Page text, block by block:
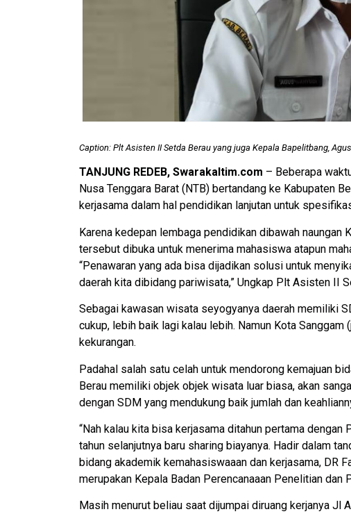
Caption: Plt Asisten II Setda Berau yang juga Kepala Bapelitbang,
TANJUNG REDEB, Swarakaltim.com – Beberapa
Nusa Tenggara Barat (NTB) bertandang ke Kabupaten
kerjasama dalam hal pendidikan lanjutan untuk
Karena kedepan lembaga pendidikan dibawah
tersebut dibuka untuk menerima mahasiswa atapun
“Penawaran yang ada bisa dijadikan solusi untuk
daerah kita dibidang pariwisata,” Ungkap Plt Asisten II
Sebagai kawasan wisata seyogyanya daerah memiliki
cukup, lebih baik lagi kalau lebih. Namun Kota
kekurangan.
Padahal salah satu celah untuk mendorong kemajuan
Berau memiliki objek objek wisata luar biasa, akan
dengan SDM yang mendukung baik jumlah dan
“Nah kalau kita bisa kerjasama ditahun pertama
tahun selanjutnya baru sharing biayanya. Hadir dalam
bidang akademik kemahasiswaaan dan kerjasama, DR
merupakan Kepala Badan Perencanaaan Penelitian
Masih menurut beliau saat dijumpai diruang kerjanya Jl